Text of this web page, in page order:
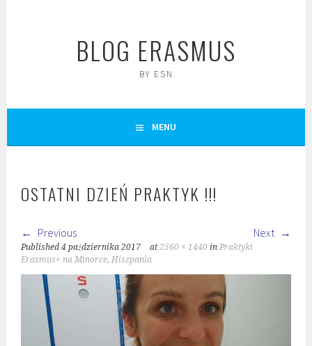
BLOG ERASMUS
BY ESN
MENU
OSTATNI DZIEŃ PRAKTYK !!!
Previous Next
Published4 października 2017 at2560 × 1440 inPraktyki
Erasmus+ na Minorce, Hiszpania